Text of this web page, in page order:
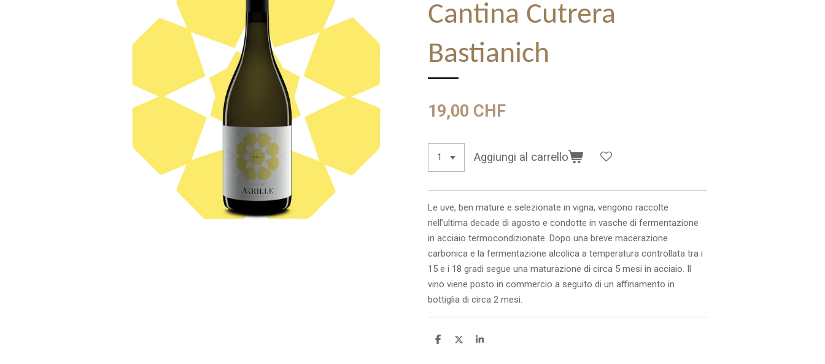
Cantina Cutrera
Bastianich
19,00 CHF
Aggiungi al carrello
Le uve, ben mature e selezionate in vigna, vengono raccolte
nell’ultima decade di agosto e condotte in vasche di fermentazione
in acciaio termocondizionate. Dopo una breve macerazione
carbonica e la fermentazione alcolica a temperatura controllata tra i
15 e i 18 gradi segue una maturazione di circa 5 mesi in acciaio. Il
vino viene posto in commercio a seguito di un affinamento in
bottiglia di circa 2 mesi.
C
C
C